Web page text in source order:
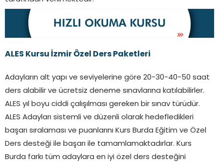
ALES Kursu İzmir Özel Ders Paketleri
Adayların alt yapı ve seviyelerine göre 20-30-40-50 saat
ders alabilir ve ücretsiz deneme sınavlarına katılabilirler.
ALES yıl boyu ciddi çalışılması gereken bir sınav türüdür.
ALES Adayları sistemli ve düzenli olarak hedefledikleri
başarı sıralaması ve puanlarını Kurs Burda Eğitim ve Özel
Ders desteği ile başarı ile tamamlamaktadırlar. Kurs
Burda farkı tüm adaylara en iyi özel ders desteğini